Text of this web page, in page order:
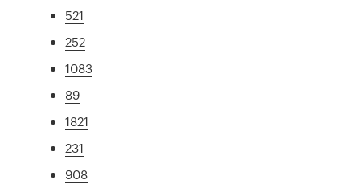
521
252
1083
89
1821
231
908